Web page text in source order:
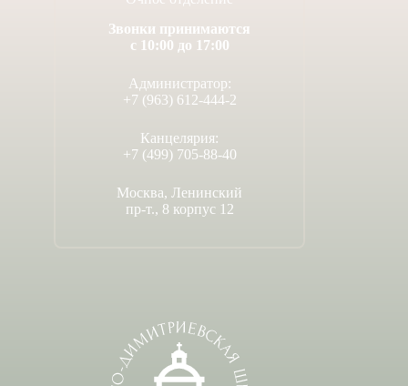
Звонки принимаются
с 10:00 до 17:00
Администратор:
+7 (963) 612-444-2
Канцелярия:
+7 (499) 705-88-40
Москва, Ленинский
пр-т., 8 корпус 12